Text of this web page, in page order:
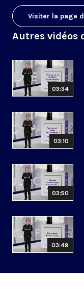
Visiter la page
Autres vidéos
03:34
03:10
03:50
03:49